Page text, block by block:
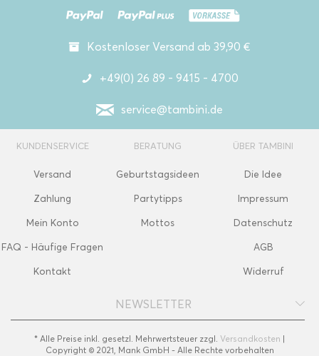
Kostenloser Versand ab 39,90 €
+49(0) 26 89 - 9415 - 4700
service@tambini.de
KUNDENSERVICE
Versand
Zahlung
Mein Konto
FAQ - Häufige Fragen
Kontakt
BERATUNG
Geburtstagsideen
Partytipps
Mottos
ÜBER TAMBINI
Die Idee
Impressum
Datenschutz
AGB
Widerruf
NEWSLETTER
* Alle Preise inkl. gesetzl. Mehrwertsteuer zzgl. Versandkosten |
Copyright © 2021, Mank GmbH - Alle Rechte vorbehalten